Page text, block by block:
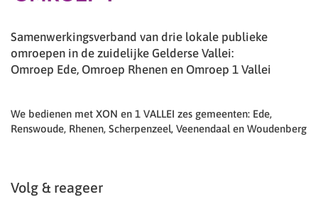
Samenwerkingsverband van drie lokale publieke
omroepen in de zuidelijke Gelderse Vallei:
Omroep Ede, Omroep Rhenen en Omroep 1 Vallei
We bedienen met XON en 1 VALLEI zes gemeenten: Ede,
Renswoude, Rhenen, Scherpenzeel, Veenendaal en Woudenberg
Volg & reageer